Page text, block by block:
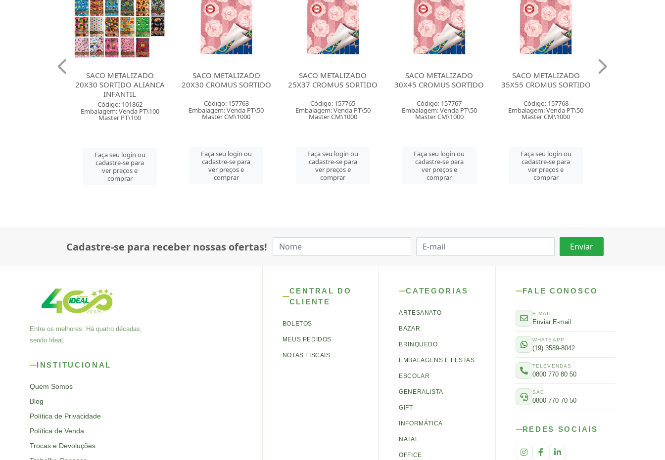
SACO METALIZADO
20X30 CROMUS SORTIDO
Código: 157763
Embalagem: Venda PT\50
Master CM\1000
Faça seu login ou
cadastre-se para
ver preços e
comprar
SACO METALIZADO
25X37 CROMUS SORTIDO
Código: 157765
Embalagem: Venda PT\50
Master CM\1000
Faça seu login ou
cadastre-se para
ver preços e
comprar
SACO METALIZADO
30X45 CROMUS SORTIDO
Código: 157767
Embalagem: Venda PT\50
Master CM\1000
Faça seu login ou
cadastre-se para
ver preços e
comprar
SACO METALIZADO
35X55 CROMUS SORTIDO
Código: 157768
Embalagem: Venda PT\50
Master CM\1000
Faça seu login ou
cadastre-se para
ver preços e
comprar
SACO METALIZADO
45X60 CROMUS SORTIDO
Código: 157771
Embalagem: Venda PT\25
Master PT\25
Faça seu login ou
cadastre-se para
ver preços e
comprar
Cadastre-se para receber nossas ofertas!
Entre os melhores. Há quatro décadas,
sendo Ideal.
INSTITUCIONAL
Quem Somos
Blog
Política de Privacidade
Política de Venda
Trocas e Devoluções
CENTRAL DO
CLIENTE
BOLETOS
MEUS PEDIDOS
NOTAS FISCAIS
CATEGORIAS
ARTESANATO
BAZAR
BRINQUEDO
EMBALAGENS E FESTAS
ESCOLAR
GENERALISTA
GIFT
INFORMÁTICA
NATAL
OFFICE
FALE CONOSCO
E-MAIL
Enviar E-mail
WHATSAPP
(19) 3589-8042
TELEVENDAS
0800 770 80 50
SAC
0800 770 70 50
REDES SOCIAIS